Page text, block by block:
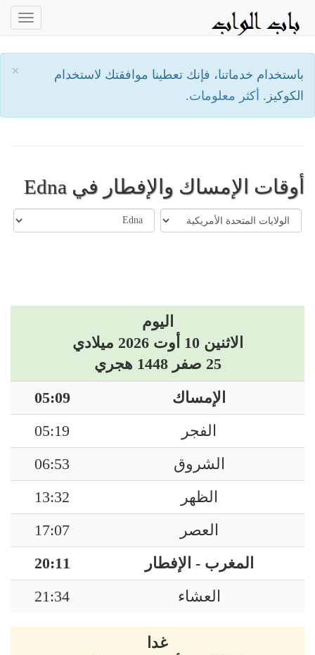
×
باستخدام خدماتنا، فإنك تعطينا موافقتك لاستخدام
الكوكيز. أكثر معلومات.
أوقات الإمساك والإفطار في Edna
اليوم
الاثنين 10 أوت 2026 ميلادي
25 صفر 1448 هجري
الإمساك
05:09
الفجر
05:19
الشروق
06:53
الظهر
13:32
العصر
17:07
المغرب - الإفطار
20:11
العشاء
21:34
غدا